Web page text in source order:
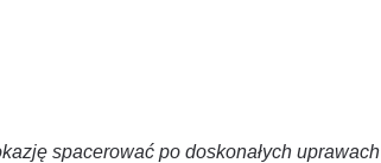
spacerować po doskonałych uprawach